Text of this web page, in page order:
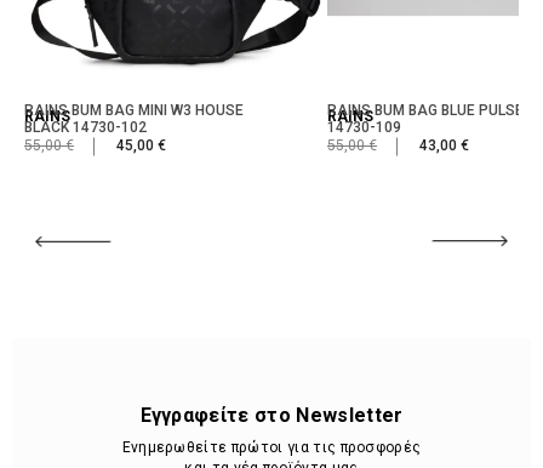
RAINS
RAINS BUM BAG MINI W3 HOUSE
BLACK 14730-102
55,00 €
45,00 €
RAINS
RAINS BUM BAG BLUE PULSE
14730-109
55,00 €
43,00 €
Εγγραφείτε στο Newsletter
Ενημερωθείτε πρώτοι για τις προσφορές